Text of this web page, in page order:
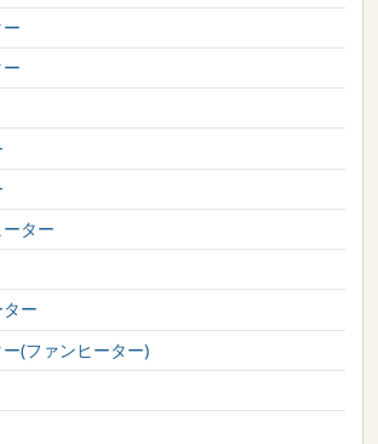
ター
ー
(ファンヒーター)